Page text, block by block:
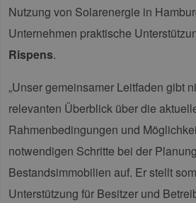
Nutzung von Solarenergie in
Unternehmen praktische
Rispens.
„Unser gemeinsamer Leitfaden gibt
relevanten Überblick über die
Rahmenbedingungen und
notwendigen Schritte bei der
Bestandsimmobilien auf. Er stellt
Unterstützung für Besitzer und